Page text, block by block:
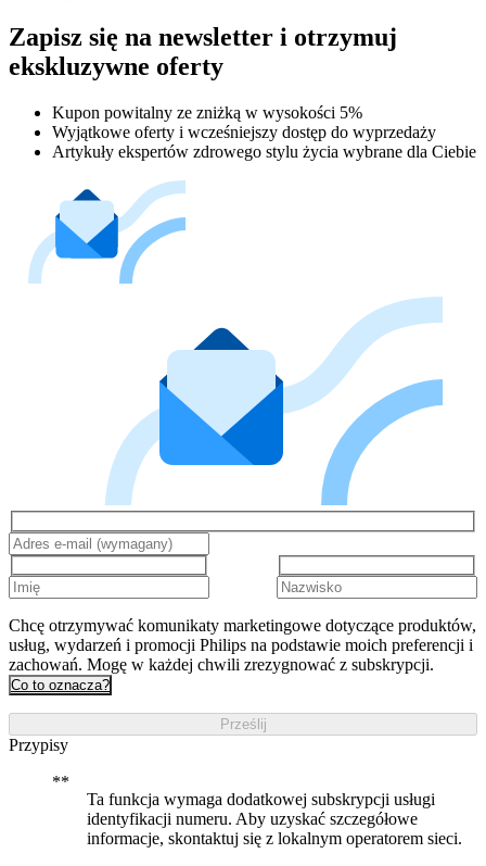
Zapisz się na newsletter i otrzymuj
ekskluzywne oferty
Kupon powitalny ze zniżką w wysokości 5%
Wyjątkowe oferty i wcześniejszy dostęp do wyprzedaży
Artykuły ekspertów zdrowego stylu życia wybrane dla Ciebie
Chcę otrzymywać komunikaty marketingowe dotyczące produktów,
usług, wydarzeń i promocji Philips na podstawie moich preferencji i
zachowań. Mogę w każdej chwili zrezygnować z subskrypcji.
Co to oznacza?
Prześlij
Przypisy
Ta funkcja wymaga dodatkowej subskrypcji usługi
identyfikacji numeru. Aby uzyskać szczegółowe
informacje, skontaktuj się z lokalnym operatorem sieci.